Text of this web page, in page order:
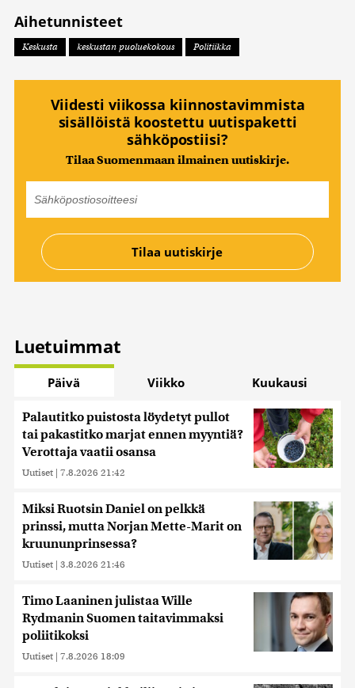
Aihetunnisteet
Keskusta keskustan puoluekokous Politiikka
Viidesti viikossa kiinnostavimmista
sisällöistä koostettu uutispaketti
sähköpostiisi?
Tilaa Suomenmaan ilmainen uutiskirje.
Luetuimmat
Päivä Viikko Kuukausi
Palautitko puistosta löydetyt pullot
tai pakastitko marjat ennen myyntiä?
Verottaja vaatii osansa
Uutiset | 7.8.2026 21:42
Miksi Ruotsin Daniel on pelkkä
prinssi, mutta Norjan Mette-Marit on
kruununprinsessa?
Uutiset | 3.8.2026 21:46
Timo Laaninen julistaa Wille
Rydmanin Suomen taitavimmaksi
poliitikoksi
Uutiset | 7.8.2026 18:09